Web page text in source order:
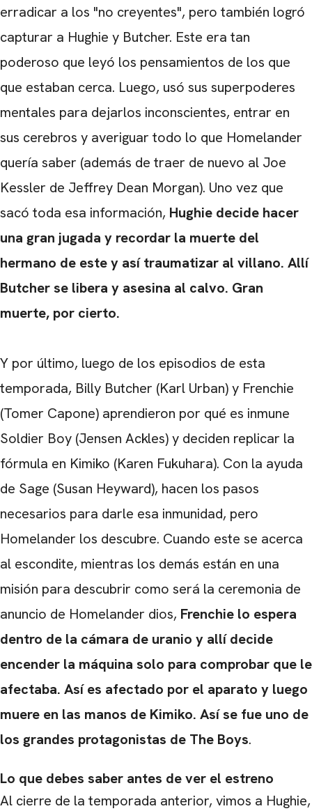
erradicar a los "no creyentes", pero también logró
capturar a Hughie y Butcher. Este era tan
poderoso que leyó los pensamientos de los que
que estaban cerca. Luego, usó sus superpoderes
mentales para dejarlos inconscientes, entrar en
sus cerebros y averiguar todo lo que Homelander
quería saber (además de traer de nuevo al Joe
Kessler de Jeffrey Dean Morgan). Uno vez que
sacó toda esa información, Hughie decide hacer
una gran jugada y recordar la muerte del
hermano de este y así traumatizar al villano. Allí
Butcher se libera y asesina al calvo. Gran
muerte, por cierto.
Y por último, luego de los episodios de esta
temporada, Billy Butcher (Karl Urban) y Frenchie
(Tomer Capone) aprendieron por qué es inmune
Soldier Boy (Jensen Ackles) y deciden replicar la
fórmula en Kimiko (Karen Fukuhara). Con la ayuda
de Sage (Susan Heyward), hacen los pasos
necesarios para darle esa inmunidad, pero
Homelander los descubre. Cuando este se acerca
al escondite, mientras los demás están en una
misión para descubrir como será la ceremonia de
anuncio de Homelander dios, Frenchie lo espera
dentro de la cámara de uranio y allí decide
encender la máquina solo para comprobar que le
afectaba. Así es afectado por el aparato y luego
muere en las manos de Kimiko. Así se fue uno de
los grandes protagonistas de The Boys.
Lo que debes saber antes de ver el estreno
Al cierre de la temporada anterior, vimos a Hughie,
CARREGANDO PUBLICIDADE